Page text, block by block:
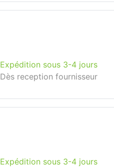
Expédition sous 3-4 jours
Dès reception fournisseur
Expédition sous 3-4 jours